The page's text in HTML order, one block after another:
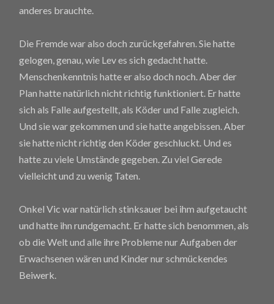
anderes brauchte.
Die Fremde war also doch zurückgefahren. Sie hatte
gelogen, genau, wie Lev es sich gedacht hatte.
Menschenkenntnis hatte er also doch noch. Aber der
Plan hatte natürlich nicht richtig funktioniert. Er hatte
sich als Falle aufgestellt, als Köder und Falle zugleich.
Und sie war gekommen und sie hatte angebissen. Aber
sie hatte nicht richtig den Köder geschluckt. Und es
hatte zu viele Umstände gegeben. Zu viel Gerede
vielleicht und zu wenig Taten.
Onkel Vic war natürlich stinksauer bei ihm aufgetaucht
und hatte ihn rundgemacht. Er hatte sich benommen, als
ob die Welt und alle ihre Probleme nur Aufgaben der
Erwachsenen wären und Kinder nur schmückendes
Beiwerk.